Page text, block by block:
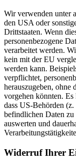
Wir verwenden unter
den USA oder
Drittstaaten. Wenn
personenbezogene
verarbeitet werden.
kein mit der EU
werden kann.
verpflichtet,
herauszugeben, ohne
vorgehen könnten. Es
dass US-Behörden
befindlichen Daten
auswerten und
Widerruf Ihrer